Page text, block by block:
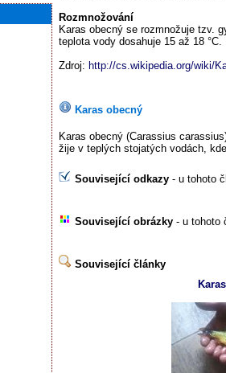
Rozmnožování
Karas obecný se rozmnožuje tzv.
teplota vody dosahuje 15 až 18
Zdroj: http://cs.wikipedia.org/wiki/
Karas obecný
Karas obecný (Carassius
žije v teplých stojatých vodách,
Související odkazy - u tohoto
Související obrázky - u tohoto
Související články